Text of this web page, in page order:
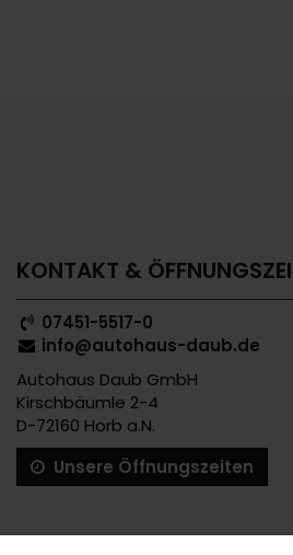
KONTAKT &
07451-5517-0
info@autohaus-daub.de
Autohaus Daub GmbH
Kirschbäumle 2-4
D-72160 Horb a.N.
Unsere Öffnungszeiten